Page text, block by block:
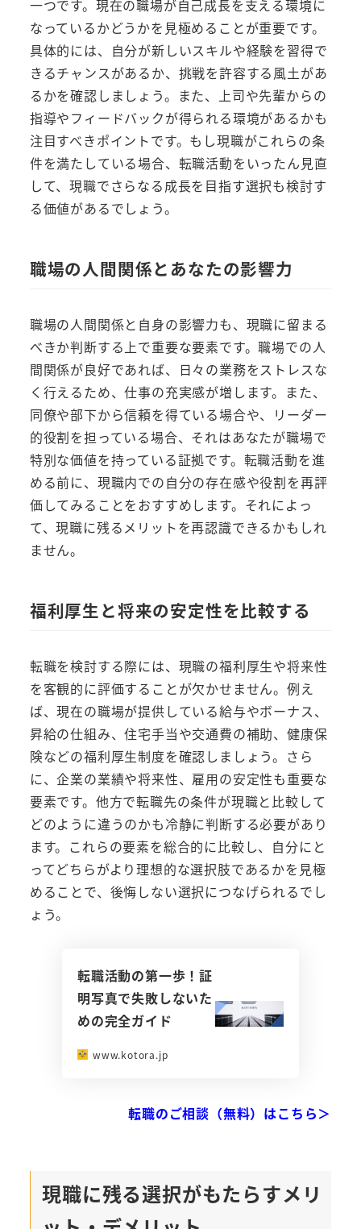
一つです。現在の職場が自己成長を支える環境に
なっているかどうかを見極めることが重要です。
具体的には、自分が新しいスキルや経験を習得で
きるチャンスがあるか、挑戦を許容する風土があ
るかを確認しましょう。また、上司や先輩からの
指導やフィードバックが得られる環境があるかも
注目すべきポイントです。もし現職がこれらの条
件を満たしている場合、転職活動をいったん見直
して、現職でさらなる成長を目指す選択も検討す
る価値があるでしょう。
職場の人間関係とあなたの影響力
職場の人間関係と自身の影響力も、現職に留まる
べきか判断する上で重要な要素です。職場での人
間関係が良好であれば、日々の業務をストレスな
く行えるため、仕事の充実感が増します。また、
同僚や部下から信頼を得ている場合や、リーダー
的役割を担っている場合、それはあなたが職場で
特別な価値を持っている証拠です。転職活動を進
める前に、現職内での自分の存在感や役割を再評
価してみることをおすすめします。それによっ
て、現職に残るメリットを再認識できるかもしれ
ません。
福利厚生と将来の安定性を比較する
転職を検討する際には、現職の福利厚生や将来性
を客観的に評価することが欠かせません。例え
ば、現在の職場が提供している給与やボーナス、
昇給の仕組み、住宅手当や交通費の補助、健康保
険などの福利厚生制度を確認しましょう。さら
に、企業の業績や将来性、雇用の安定性も重要な
要素です。他方で転職先の条件が現職と比較して
どのように違うのかも冷静に判断する必要があり
ます。これらの要素を総合的に比較し、自分にと
ってどちらがより理想的な選択肢であるかを見極
めることで、後悔しない選択につなげられるでし
ょう。
転職活動の第一歩！証
明写真で失敗しないた
めの完全ガイド
www.kotora.jp
転職のご相談（無料）はこちら＞
現職に残る選択がもたらすメリ